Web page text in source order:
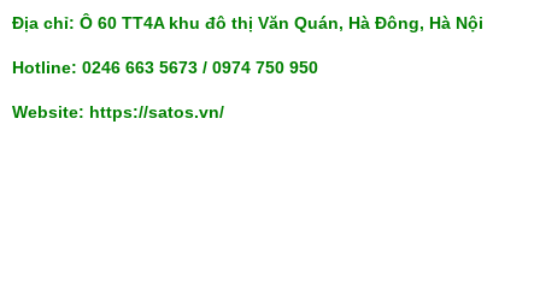
Địa chỉ: Ô 60 TT4A khu đô thị Văn Quán, Hà Đông, Hà Nội
Hotline: 0246 663 5673 / 0974 750 950
Website: https://satos.vn/